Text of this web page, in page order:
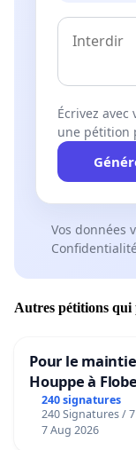
Écrivez avec
une pétition
Vos données
Autres pétitions qui
Pour le
Houppe à
240 signatures
240 Signatures /
7 Aug 2026